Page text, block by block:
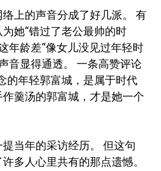
上的声音分成了好几派。 有
她“错过了老公最帅的时
年龄差“像女儿没见过年轻时
音显得通透。 一条高赞评论
的年轻郭富城，是属于时代
羹汤的郭富城，才是她一个
当年的采访经历。 但这句
多人心里共有的那点遗憾。